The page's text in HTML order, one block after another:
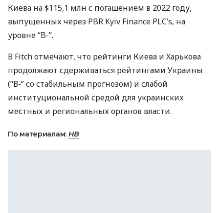
Киева на $115,1 млн с погашением в 2022 году,
выпущенных через PBR Kyiv Finance PLC’s, на
уровне “B-”.
В Fitch отмечают, что рейтинги Киева и Харькова
продолжают сдерживаться рейтингами Украины
(“В-” со стабильным прогнозом) и слабой
институциональной средой для украинских
местных и региональных органов власти.
По материалам: НВ